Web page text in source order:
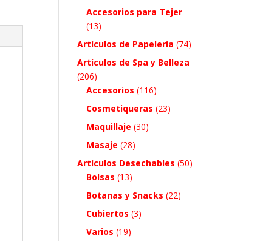
Accesorios para Tejer
(13)
Artículos de Papelería (74)
Artículos de Spa y Belleza
(206)
Accesorios (116)
Cosmetiqueras (23)
Maquillaje (30)
Masaje (28)
Artículos Desechables (50)
Bolsas (13)
Botanas y Snacks (22)
Cubiertos (3)
Varios (19)